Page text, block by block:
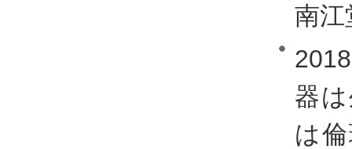
南江
器
は